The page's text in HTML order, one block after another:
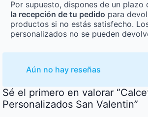
Por supuesto, dispones de un plazo
la recepción de tu pedido para
productos si no estás satisfecho.
personalizados no se pueden
Aún no hay reseñas
Sé el primero en valorar
Personalizados San Valentin”